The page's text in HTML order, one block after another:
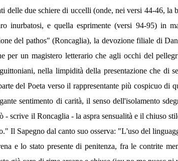
due schiere di uccelli (onde, nei versi 44-46,
inurbatosi, e quella esprimente (versi 94-95) in
del pathos" (Roncaglia), la devozione filiale di
un magistero letterario che agli occhi del
nella limpidità della presentazione che di
del Poeta verso il rappresentante più cospicuo di
sentimento di carità, il senso dell'isolamento
scrive il Roncaglia - la aspra sensualità e il chiuso
Il Sapegno dal canto suo osserva: "L'uso del
e lo stato presente di penitenza, fra le contrite